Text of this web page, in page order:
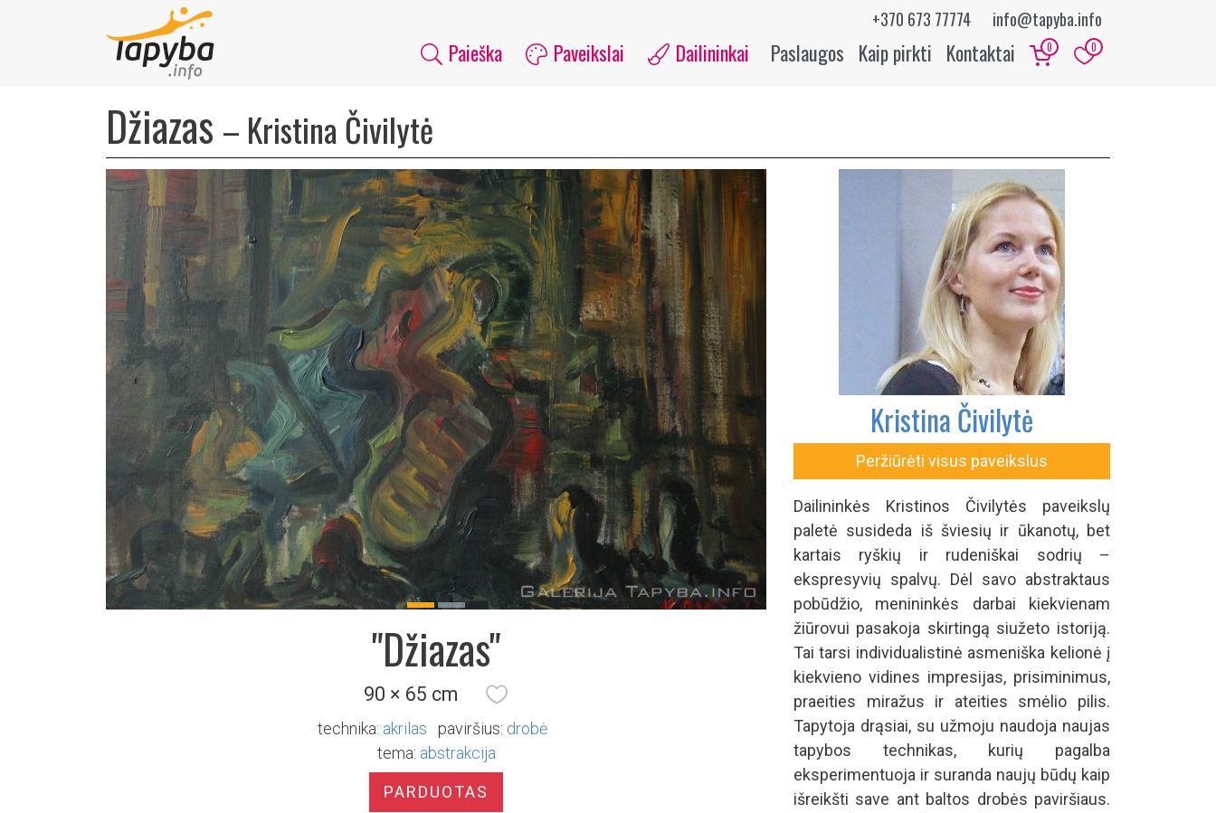
+370 673 77774 info@tapyba.info
Paieška Paveikslai Dailininkai Paslaugos Kaip pirkti Kontaktai 0 0
Džiazas – Kristina Čivilytė
"Džiazas"
90 × 65 cm
technika: akrilas paviršius: drobė
tema: abstrakcija
PARDUOTAS
Kristina Čivilytė
Peržiūrėti visus paveikslus
Dailininkės Kristinos Čivilytės paveikslų
paletė susideda iš šviesių ir ūkanotų, bet
kartais ryškių ir rudeniškai sodrių –
ekspresyvių spalvų. Dėl savo abstraktaus
pobūdžio, menininkės darbai kiekvienam
žiūrovui pasakoja skirtingą siužeto istoriją.
Tai tarsi individualistinė asmeniška kelionė į
kiekvieno vidines impresijas, prisiminimus,
praeities miražus ir ateities smėlio pilis.
Tapytoja drąsiai, su užmoju naudoja naujas
tapybos technikas, kurių pagalba
eksperimentuoja ir suranda naujų būdų kaip
išreikšti save ant baltos drobės paviršiaus.